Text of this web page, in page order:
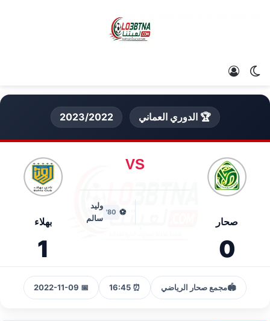
الوضع المظلم
🏆 الدوري العماني 2023/2022
صحار
0
VS
⚽
80'
وليد
سالم
بهلاء
1
🏟️مجمع صحار الرياضي ⏰ 16:45
📅 2022-11-09